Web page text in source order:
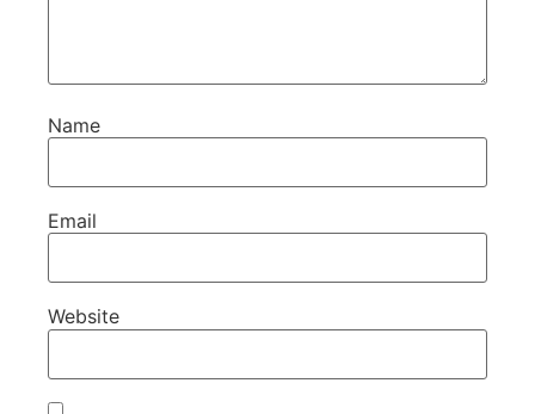
Name
Email
Website